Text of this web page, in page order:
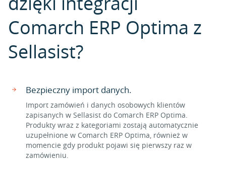
Comarch ERP Optima z
Sellasist?
Bezpieczny import danych.
Import zamówień i danych osobowych klientów
zapisanych w Sellasist do Comarch ERP Optima.
Produkty wraz z kategoriami zostają automatycznie
uzupełnione w Comarch ERP Optima, również w
momencie gdy produkt pojawi się pierwszy raz w
zamówieniu.